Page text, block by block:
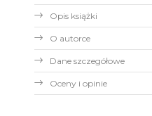
Opis książki
O autorce
Dane szczegółowe
Oceny i opinie